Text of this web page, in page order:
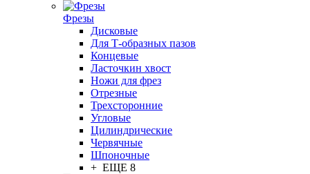
Фрезы
Дисковые
Для Т-образных пазов
Концевые
Ласточкин хвост
Ножи для фрез
Отрезные
Трехсторонние
Угловые
Цилиндрические
Червячные
Шпоночные
+ ЕЩЕ 8